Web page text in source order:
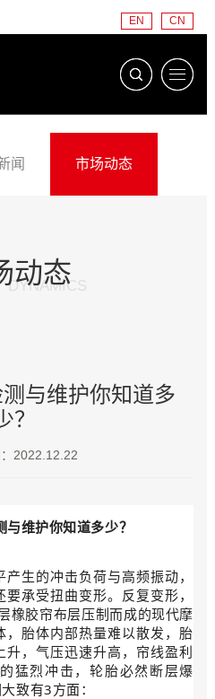
CN
EN
闻 市场动态
动态
DYNAMICS
与维护你知道多
？
2022.12.22
维护你知道多少？
生的冲击负荷与高频振动，
承受扭曲变形。反复变形，
橡胶帘布层压制而成的现代摩
胎体内部热量难以散发，胎
，气压迅速升高，帘线盈利
猛烈冲击，轮胎必然断层爆
致有3方面：